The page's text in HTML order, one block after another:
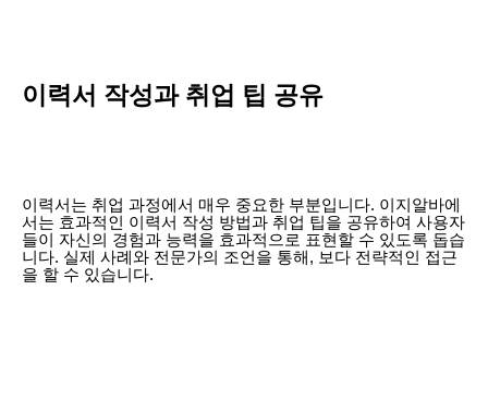
이력서 작성과 취업 팁 공유
이력서는 취업 과정에서 매우 중요한 부분입니다. 이지알바에
서는 효과적인 이력서 작성 방법과 취업 팁을 공유하여 사용자
들이 자신의 경험과 능력을 효과적으로 표현할 수 있도록 돕습
니다. 실제 사례와 전문가의 조언을 통해, 보다 전략적인 접근
을 할 수 있습니다.